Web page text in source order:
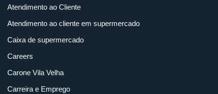
Atendimento ao Cliente
Atendimento ao cliente em supermercado
Caixa de supermercado
Careers
Carone Vila Velha
Carreira e Emprego